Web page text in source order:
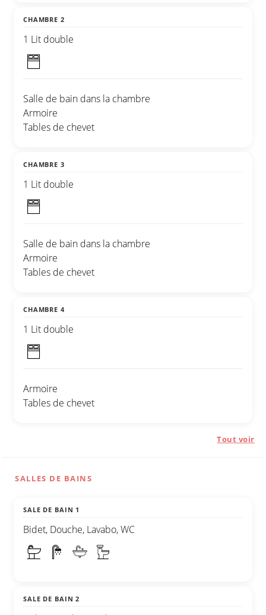
CHAMBRE 2
1 Lit double
Salle de bain dans la chambre
Armoire
Tables de chevet
CHAMBRE 3
1 Lit double
Salle de bain dans la chambre
Armoire
Tables de chevet
CHAMBRE 4
1 Lit double
Armoire
Tables de chevet
Tout voir
SALLES DE BAINS
SALE DE BAIN 1
Bidet, Douche, Lavabo, WC
SALE DE BAIN 2